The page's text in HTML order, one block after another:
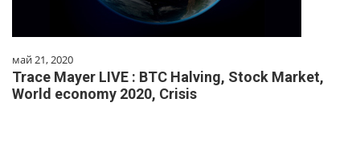
май 21, 2020
Trace Mayer LIVE : BTC Halving, Stock Market,
World economy 2020, Crisis